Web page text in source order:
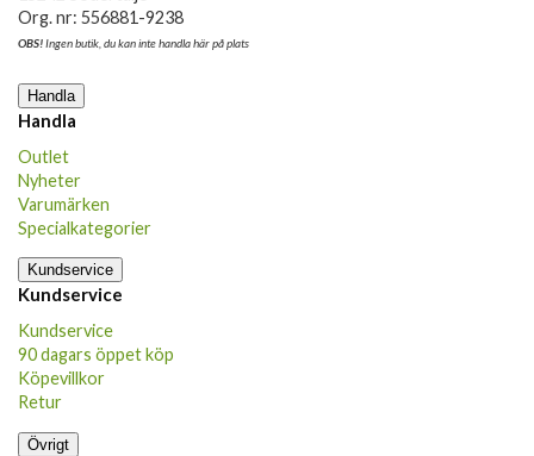
Org. nr: 556881-9238
OBS!Ingen butik, du kan inte handla här på plats
Handla
Handla
Outlet
Nyheter
Varumärken
Specialkategorier
Kundservice
Kundservice
Kundservice
90 dagars öppet köp
Köpevillkor
Retur
Övrigt